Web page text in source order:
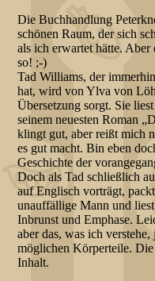
Die Buchhandlung
schönen Raum, der sich
als ich erwartet hätte.
so! ;-)
Tad Williams, der
hat, wird von Ylva von
Übersetzung sorgt. Sie
seinem neuesten Roman
klingt gut, aber reißt mich
es gut macht. Bin eben
Geschichte der
Doch als Tad schließlich
auf Englisch vorträgt,
unauffällige Mann und
Inbrunst und Emphase.
aber das, was ich
möglichen Körperteile.
Inhalt.